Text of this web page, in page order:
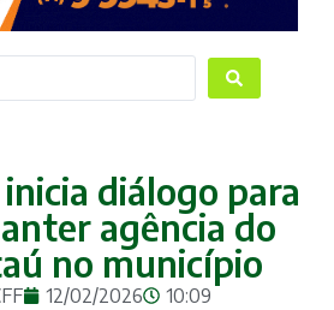
diálogo para
agência do
no município
12/02/2026 10:09